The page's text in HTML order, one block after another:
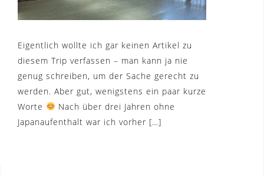
Eigentlich wollte ich gar keinen Artikel zu
diesem Trip verfassen – man kann ja nie
genug schreiben, um der Sache gerecht zu
werden. Aber gut, wenigstens ein paar kurze
Worte
Nach über drei Jahren ohne
Japanaufenthalt war ich vorher […]